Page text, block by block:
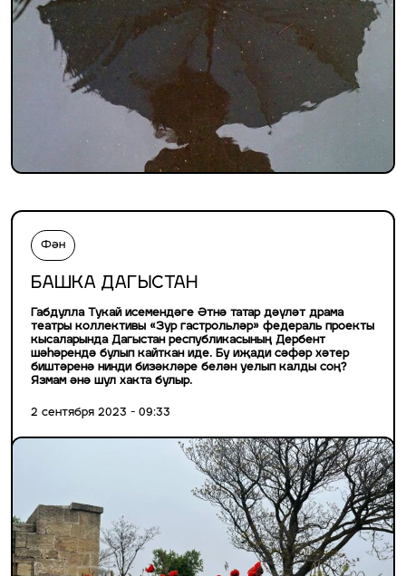
Фән
БАШКА ДАГЫСТАН
Габдулла Тукай исемендәге Әтнә татар дәүләт драма
театры коллективы «Зур гастрольләр» федераль проекты
кысаларында Дагыстан республикасының Дербент
шәһәрендә булып кайткан иде. Бу иҗади сәфәр хәтер
биштәренә нинди бизәкләре белән уелып калды соң?
Язмам әнә шул хакта булыр.
2 сентября 2023 - 09:33